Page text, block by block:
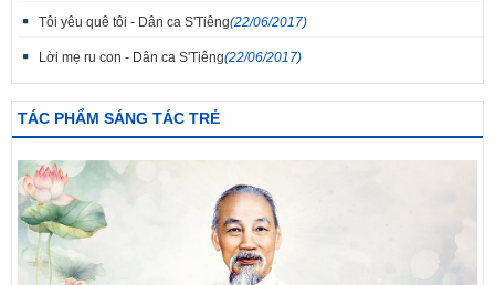
Tôi yêu quê tôi - Dân ca S'Tiêng(22/06/2017)
Lời mẹ ru con - Dân ca S'Tiêng(22/06/2017)
TÁC PHẨM SÁNG TÁC TRẺ